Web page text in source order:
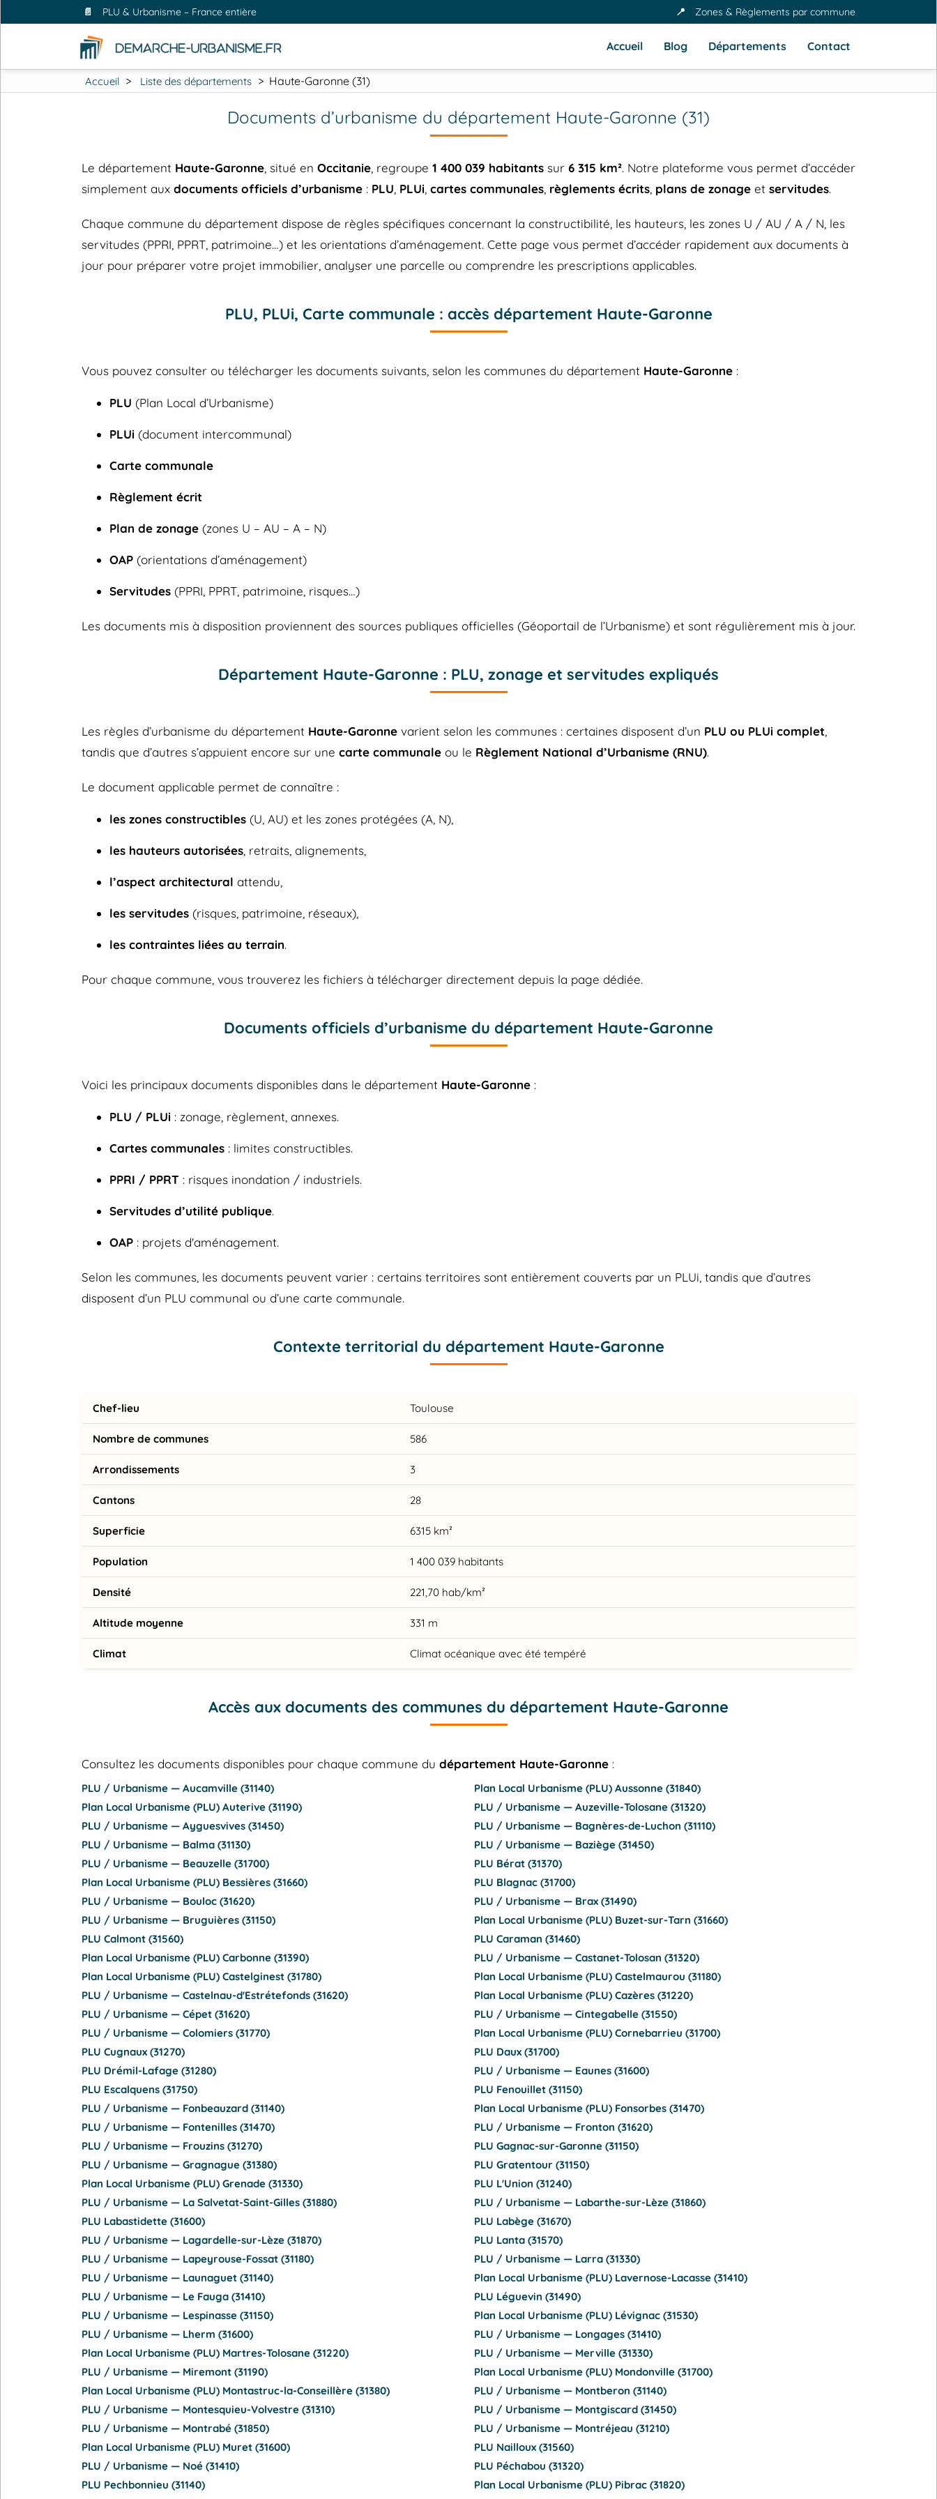
📄 PLU & Urbanisme – France entière 📍 Zones & Règlements par commune
Accueil Blog Départements Contact
Accueil > Liste des départements > Haute-Garonne (31)
Documents d’urbanisme du département Haute-Garonne (31)
Le département Haute-Garonne , situé en Occitanie , regroupe 1 400 039 habitants sur 6 315 km². Notre plateforme vous permet d’accéder
simplement aux documents officiels d’urbanisme : PLU PLUi cartes communales règlements écrits plans de zonage et servitudes.
Chaque commune du département dispose de règles spécifiques concernant la constructibilité, les hauteurs, les zones U / AU / A / N, les
servitudes (PPRI, PPRT, patrimoine…) et les orientations d’aménagement. Cette page vous permet d’accéder rapidement aux documents à
jour pour préparer votre projet immobilier, analyser une parcelle ou comprendre les prescriptions applicables.
PLU, PLUi, Carte communale : accès département Haute-Garonne
Vous pouvez consulter ou télécharger les documents suivants, selon les communes du département Haute-Garonne :
PLU (Plan Local d’Urbanisme)
PLUi (document intercommunal)
Carte communale
Règlement écrit
Plan de zonage (zones U – AU – A – N)
OAP (orientations d’aménagement)
Servitudes (PPRI, PPRT, patrimoine, risques…)
Les documents mis à disposition proviennent des sources publiques officielles (Géoportail de l’Urbanisme) et sont régulièrement mis à jour.
Département Haute-Garonne : PLU, zonage et servitudes expliqués
Les règles d’urbanisme du département Haute-Garonne varient selon les communes : certaines disposent d’un PLU ou PLUi complet
tandis que d’autres s’appuient encore sur une carte communale ou le Règlement National d’Urbanisme (RNU).
Le document applicable permet de connaître :
les zones constructibles (U, AU) et les zones protégées (A, N),
les hauteurs autorisées , retraits, alignements,
l’aspect architectural attendu,
les servitudes (risques, patrimoine, réseaux),
les contraintes liées au terrain.
Pour chaque commune, vous trouverez les fichiers à télécharger directement depuis la page dédiée.
Documents officiels d’urbanisme du département Haute-Garonne
Voici les principaux documents disponibles dans le département Haute-Garonne :
PLU / PLUi : zonage, règlement, annexes.
Cartes communales : limites constructibles.
PPRI / PPRT : risques inondation / industriels.
Servitudes d’utilité publique.
OAP : projets d'aménagement.
Selon les communes, les documents peuvent varier : certains territoires sont entièrement couverts par un PLUi, tandis que d’autres
disposent d’un PLU communal ou d’une carte communale.
Contexte territorial du département Haute-Garonne
Chef-lieu Toulouse
Nombre de communes 586
Arrondissements 3
Cantons 28
Superficie 6315 km²
Population 1 400 039 habitants
Densité 221,70 hab/km²
Altitude moyenne 331 m
Climat Climat océanique avec été tempéré
Accès aux documents des communes du département Haute-Garonne
Consultez les documents disponibles pour chaque commune du département Haute-Garonne :
PLU / Urbanisme — Aucamville (31140)
Plan Local Urbanisme (PLU) Aussonne (31840)
Plan Local Urbanisme (PLU) Auterive (31190)
PLU / Urbanisme — Auzeville-Tolosane (31320)
PLU / Urbanisme — Ayguesvives (31450)
PLU / Urbanisme — Bagnères-de-Luchon (31110)
PLU / Urbanisme — Balma (31130)
PLU / Urbanisme — Baziège (31450)
PLU / Urbanisme — Beauzelle (31700)
PLU Bérat (31370)
Plan Local Urbanisme (PLU) Bessières (31660)
PLU Blagnac (31700)
PLU / Urbanisme — Bouloc (31620)
PLU / Urbanisme — Brax (31490)
PLU / Urbanisme — Bruguières (31150)
Plan Local Urbanisme (PLU) Buzet-sur-Tarn (31660)
PLU Calmont (31560)
PLU Caraman (31460)
Plan Local Urbanisme (PLU) Carbonne (31390)
PLU / Urbanisme — Castanet-Tolosan (31320)
Plan Local Urbanisme (PLU) Castelginest (31780)
Plan Local Urbanisme (PLU) Castelmaurou (31180)
PLU / Urbanisme — Castelnau-d'Estrétefonds (31620)
Plan Local Urbanisme (PLU) Cazères (31220)
PLU / Urbanisme — Cépet (31620)
PLU / Urbanisme — Cintegabelle (31550)
PLU / Urbanisme — Colomiers (31770)
Plan Local Urbanisme (PLU) Cornebarrieu (31700)
PLU Cugnaux (31270)
PLU Daux (31700)
PLU Drémil-Lafage (31280)
PLU / Urbanisme — Eaunes (31600)
PLU Escalquens (31750)
PLU Fenouillet (31150)
PLU / Urbanisme — Fonbeauzard (31140)
Plan Local Urbanisme (PLU) Fonsorbes (31470)
PLU / Urbanisme — Fontenilles (31470)
PLU / Urbanisme — Fronton (31620)
PLU / Urbanisme — Frouzins (31270)
PLU Gagnac-sur-Garonne (31150)
PLU / Urbanisme — Gragnague (31380)
PLU Gratentour (31150)
Plan Local Urbanisme (PLU) Grenade (31330)
PLU L'Union (31240)
PLU / Urbanisme — La Salvetat-Saint-Gilles (31880)
PLU / Urbanisme — Labarthe-sur-Lèze (31860)
PLU Labastidette (31600)
PLU Labège (31670)
PLU / Urbanisme — Lagardelle-sur-Lèze (31870)
PLU Lanta (31570)
PLU / Urbanisme — Lapeyrouse-Fossat (31180)
PLU / Urbanisme — Larra (31330)
PLU / Urbanisme — Launaguet (31140)
Plan Local Urbanisme (PLU) Lavernose-Lacasse (31410)
PLU / Urbanisme — Le Fauga (31410)
PLU Léguevin (31490)
PLU / Urbanisme — Lespinasse (31150)
Plan Local Urbanisme (PLU) Lévignac (31530)
PLU / Urbanisme — Lherm (31600)
PLU / Urbanisme — Longages (31410)
Plan Local Urbanisme (PLU) Martres-Tolosane (31220)
PLU / Urbanisme — Merville (31330)
PLU / Urbanisme — Miremont (31190)
Plan Local Urbanisme (PLU) Mondonville (31700)
Plan Local Urbanisme (PLU) Montastruc-la-Conseillère (31380)
PLU / Urbanisme — Montberon (31140)
PLU / Urbanisme — Montesquieu-Volvestre (31310)
PLU / Urbanisme — Montgiscard (31450)
PLU / Urbanisme — Montrabé (31850)
PLU / Urbanisme — Montréjeau (31210)
Plan Local Urbanisme (PLU) Muret (31600)
PLU Nailloux (31560)
PLU / Urbanisme — Noé (31410)
PLU Péchabou (31320)
PLU Pechbonnieu (31140)
Plan Local Urbanisme (PLU) Pibrac (31820)